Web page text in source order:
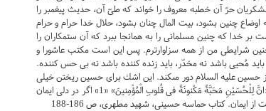
لشكريان حرّ آن خطبه معروف را خواند كه طىّ آن، حديث پيغمبر را
چنين بشود، بيت المال چنان بشود، حلال خدا حرام و حرام
خدا كه چنين مسلمانى را به همانجا ببرد كه آن ستمكاران را
شرايطى من از همه سزاوارترم. پس اين است مكتب عاشورا و
مُحيى باشد نه مخدّر، بايد زنده كننده باشد نه بى حس كننده.
حسين عليه السلام دور مى‏كند. اين اشك براى حسين ريختن خيلى
اجر دارد اما به شرط اينكه حسين آنچنانكه هست در دل ما وارد بشود. «انَّ لِلْحُسَيْنِ مَحَبَّةً مَكْنونَةً فى قُلوبِ الْمُؤْمِنينَ» «1» اگر در دلى ايمان
کتاب حماسه حسینی، شهید مطهری، ص 186-188